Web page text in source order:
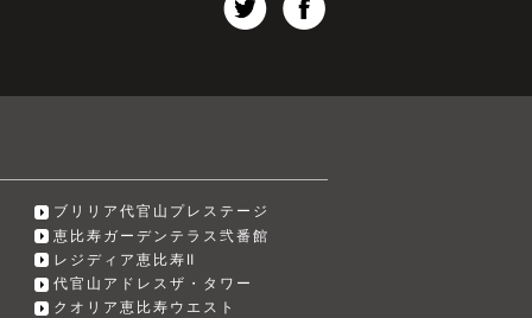
ブリリア代官山プレステージ
恵比寿ガーデンテラス弐番館
レジディア恵比寿Ⅱ
代官山アドレスザ・タワー
クオリア恵比寿ウエスト